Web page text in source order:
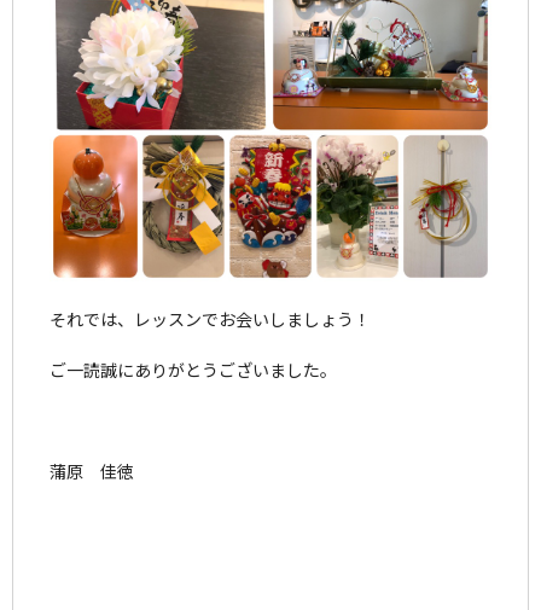
それでは、レッスンでお会いしましょう！
ご一読誠にありがとうございました。
蒲原 佳徳